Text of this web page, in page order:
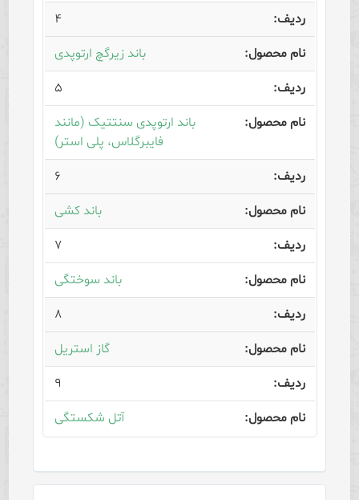
۴
باند زیرگچ ارتوپدی
۵
باند ارتوپدی سنتتیک (مانند
فایبرگلاس، پلی استر)
۶
باند کشی
۷
باند سوختگی
۸
گاز استریل
۹
آتل شکستگی